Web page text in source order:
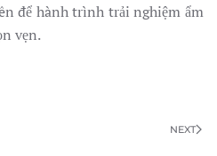
để hành trình trải nghiệm ẩm
vẹn.
NEXT